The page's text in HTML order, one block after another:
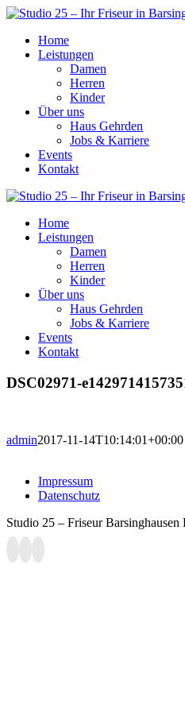
Home
Leistungen
Damen
Herren
Kinder
Über uns
Haus Gehrden
Jobs & Karriere
Events
Kontakt
Home
Leistungen
Damen
Herren
Kinder
Über uns
Haus Gehrden
Jobs & Karriere
Events
Kontakt
DSC02971-
admin2017-11-14T10:14:01+00:00
Impressum
Datenschutz
Studio 25 – Friseur